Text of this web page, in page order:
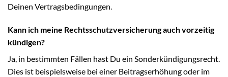
Deinen Vertragsbedingungen.
Kann ich meine Rechtsschutzversicherung auch vorzeitig
kündigen?
Ja, in bestimmten Fällen hast Du ein Sonderkündigungsrecht.
Dies ist beispielsweise bei einer Beitragserhöhung oder im